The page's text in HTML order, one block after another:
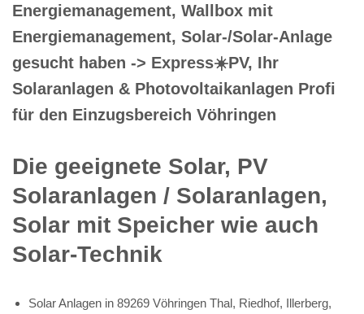
Energiemanagement, Wallbox mit
Energiemanagement, Solar-/Solar-Anlage
gesucht haben -> Express☀️PV️, Ihr
Solaranlagen & Photovoltaikanlagen Profi
für den Einzugsbereich Vöhringen
Die geeignete Solar, PV
Solaranlagen / Solaranlagen,
Solar mit Speicher wie auch
Solar-Technik
Solar Anlagen in 89269 Vöhringen Thal, Riedhof, Illerberg,